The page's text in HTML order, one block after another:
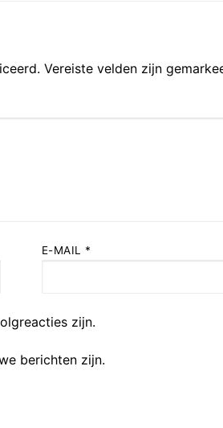
Vereiste velden zijn
E-MAIL *
zijn.
berichten zijn.